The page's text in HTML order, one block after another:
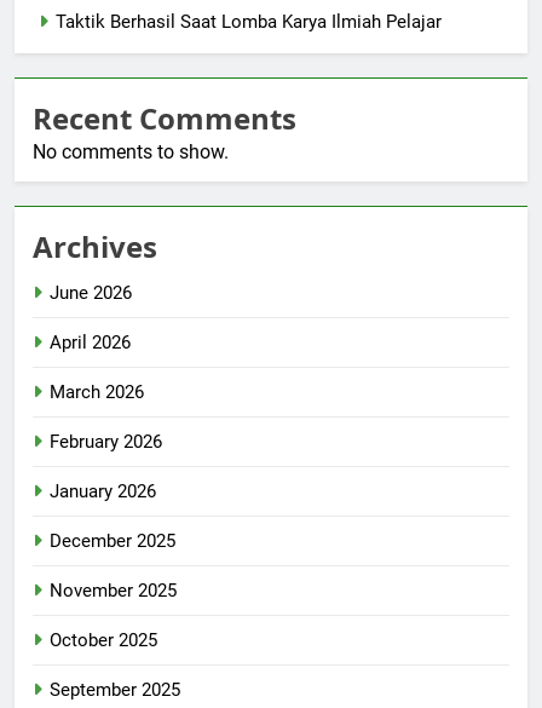
Taktik Berhasil Saat Lomba Karya Ilmiah Pelajar
Recent Comments
No comments to show.
Archives
June 2026
April 2026
March 2026
February 2026
January 2026
December 2025
November 2025
October 2025
September 2025